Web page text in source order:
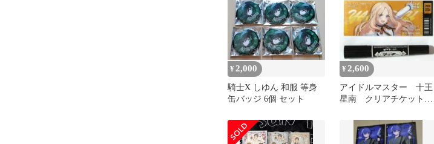
¥ 2,000
騎士X しゆん 和服 等身
缶バッジ 6個 セット
¥ 2,600
アイドルマスター 十王
星南 クリアチケット